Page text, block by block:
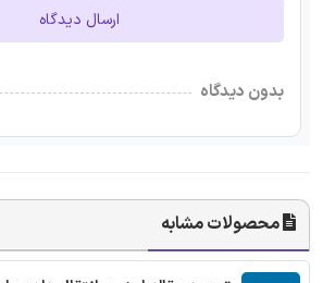
ارسال دیدگاه
بدون دیدگاه
محصولات مشابه